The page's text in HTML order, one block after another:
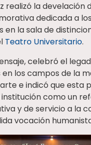
realizó la develación
dedicada a
en la sala de
Teatro Universitario.
celebró el
los campos de la
e indicó que esta
como un
y de servicio a la
vocación